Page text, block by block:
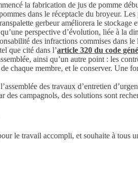
la fabrication de jus de pomme
dans le réceptacle du broyeur.
gerbeur améliorera le stockage
perspective d’évolution, liée à la
des infractions commises dans
que cité dans l’article 320 du code
ainsi qu’un autre point : les
chaque membre, et le conserver. Une
des travaux d’entretien
campagnols, des solutions sont
le travail accompli, et souhaite à tous